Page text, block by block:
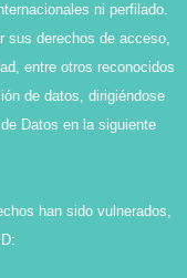
ni perfilado.
sus derechos de acceso,
entre otros reconocidos
de datos, dirigiéndose
Datos en la siguiente
han sido vulnerados,